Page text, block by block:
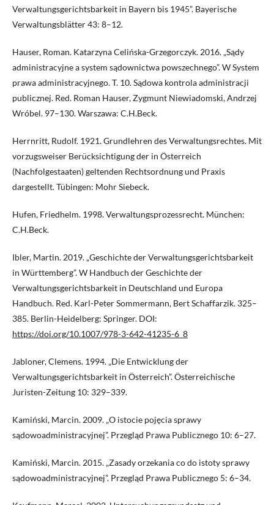
Verwaltungsgerichtsbarkeit in Bayern bis 1945”. Bayerische
Verwaltungsblätter 43: 8–12.
Hauser, Roman. Katarzyna Celińska-Grzegorczyk. 2016. „Sądy
administracyjne a system sądownictwa powszechnego”. W System
prawa administracyjnego. T. 10. Sądowa kontrola administracji
publicznej. Red. Roman Hauser, Zygmunt Niewiadomski, Andrzej
Wróbel. 97–130. Warszawa: C.H.Beck.
Herrnritt, Rudolf. 1921. Grundlehren des Verwaltungsrechtes. Mit
vorzugsweiser Berücksichtigung der in Österreich
(Nachfolgestaaten) geltenden Rechtsordnung und Praxis
dargestellt. Tübingen: Mohr Siebeck.
Hufen, Friedhelm. 1998. Verwaltungsprozessrecht. München:
C.H.Beck.
Ibler, Martin. 2019. „Geschichte der Verwaltungsgerichtsbarkeit
in Württemberg”. W Handbuch der Geschichte der
Verwaltungsgerichtsbarkeit in Deutschland und Europa
Handbuch. Red. Karl-Peter Sommermann, Bert Schaffarzik. 325–
385. Berlin-Heidelberg: Springer. DOI:
https://doi.org/10.1007/978-3-642-41235-6_8
Jabloner, Clemens. 1994. „Die Entwicklung der
Verwaltungsgerichtsbarkeit in Österreich”. Österreichische
Juristen-Zeitung 10: 329–339.
Kamiński, Marcin. 2009. „O istocie pojęcia sprawy
sądowoadministracyjnej”. Przegląd Prawa Publicznego 10: 6–27.
Kamiński, Marcin. 2015. „Zasady orzekania co do istoty sprawy
sądowoadministracyjnej”. Przegląd Prawa Publicznego 5: 6–34.